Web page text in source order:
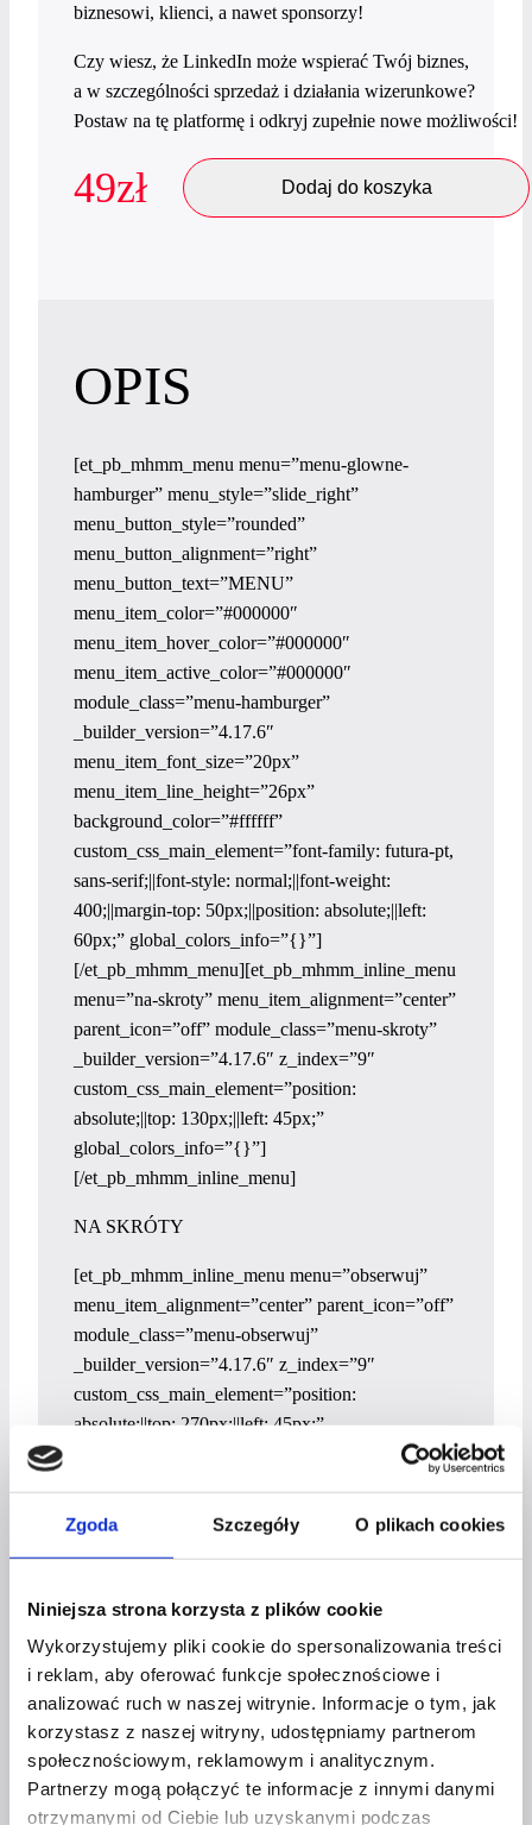
Zgoda Szczegóły O plikach cookies
Niniejsza strona korzysta z plików cookie
Wykorzystujemy pliki cookie do spersonalizowania treści
i reklam, aby oferować funkcje społecznościowe i
analizować ruch w naszej witrynie. Informacje o tym, jak
korzystasz z naszej witryny, udostępniamy partnerom
społecznościowym, reklamowym i analitycznym.
Partnerzy mogą połączyć te informacje z innymi danymi
otrzymanymi od Ciebie lub uzyskanymi podczas
biznesowi, klienci, a nawet sponsorzy!
Czy wiesz, że LinkedIn może wspierać Twój biznes,
a w szczególności sprzedaż i działania wizerunkowe?
Postaw na tę platformę i odkryj zupełnie nowe możliwości!
49zł Dodaj do koszyka
OPIS
[et_pb_mhmm_menu menu=”menu-glowne-
hamburger” menu_style=”slide_right”
menu_button_style=”rounded”
menu_button_alignment=”right”
menu_button_text=”MENU”
menu_item_color=”#000000″
menu_item_hover_color=”#000000″
menu_item_active_color=”#000000″
module_class=”menu-hamburger”
_builder_version=”4.17.6″
menu_item_font_size=”20px”
menu_item_line_height=”26px”
background_color=”#ffffff”
custom_css_main_element=”font-family: futura-pt,
sans-serif;||font-style: normal;||font-weight:
400;||margin-top: 50px;||position: absolute;||left:
60px;” global_colors_info=”{}”]
[/et_pb_mhmm_menu][et_pb_mhmm_inline_menu
menu=”na-skroty” menu_item_alignment=”center”
parent_icon=”off” module_class=”menu-skroty”
_builder_version=”4.17.6″ z_index=”9″
custom_css_main_element=”position:
absolute;||top: 130px;||left: 45px;”
global_colors_info=”{}”]
[/et_pb_mhmm_inline_menu]
NA SKRÓTY
[et_pb_mhmm_inline_menu menu=”obserwuj”
menu_item_alignment=”center” parent_icon=”off”
module_class=”menu-obserwuj”
_builder_version=”4.17.6″ z_index=”9″
custom_css_main_element=”position:
absolute;||top: 270px;||left: 45px;”
OBSERWUJ NAS
wizerunkowych i sprzedaŻowych?
Czy wiesz, że LinkedIn może wspierać Twój
biznes, a w szczególności sprzedaż i działania
wizerunkowe? Postaw na tę platformę i odkryj
zupełnie nowe możliwości!
[et_pb_wc_images _builder_version=”4.20.4″